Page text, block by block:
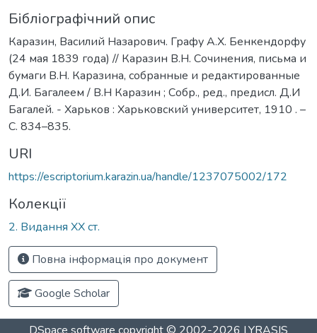
Бібліографічний опис
Каразин, Василий Назарович. Графу А.Х. Бенкендорфу
(24 мая 1839 года) // Каразин В.Н. Сочинения, письма и
бумаги В.Н. Каразина, собранные и редактированные
Д.И. Багалеем / В.Н Каразин ; Собр., ред., предисл. Д.И
Багалей. - Харьков : Харьковский университет, 1910 . –
С. 834–835.
URI
https://escriptorium.karazin.ua/handle/1237075002/172
Колекції
2. Видання ХХ ст.
Повна інформація про документ
Google Scholar